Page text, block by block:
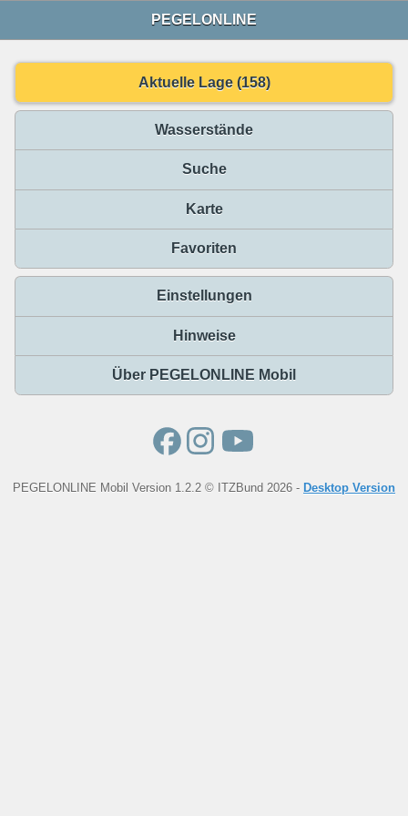
PEGELONLINE
Aktuelle Lage (158)
Wasserstände
Suche
Karte
Favoriten
Einstellungen
Hinweise
Über PEGELONLINE Mobil
PEGELONLINE Mobil Version 1.2.2 © ITZBund 2026 - Desktop Version